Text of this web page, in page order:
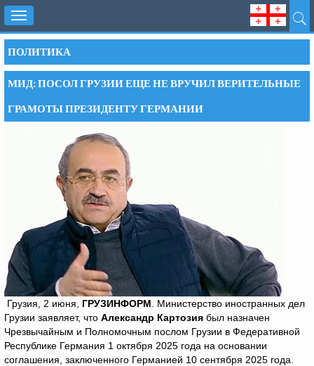
Toggle
navigation
ПОЛИТИКА
МИД: ПОСОЛ ГРУЗИИ ЕЩЕ НЕ ВРУЧИЛ ВЕРИТЕЛЬНЫЕ
ГРАМОТЫ ПРЕЗИДЕНТУ ГЕРМАНИИ
Грузия, 2 июня, ГРУЗИНФОРМ . Министерство иностранных дел
Грузии заявляет, что Александр Картозия был назначен
Чрезвычайным и Полномочным послом Грузии в Федеративной
Республике Германия 1 октября 2025 года на основании
соглашения, заключенного Германией 10 сентября 2025 года.